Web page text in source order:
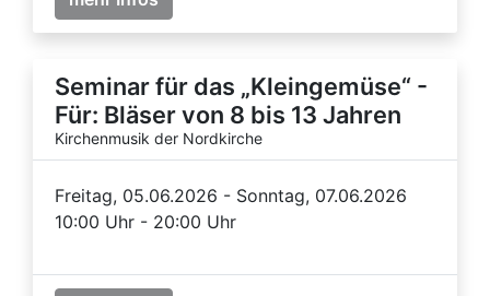
Seminar für das „Kleingemüse“ -
Für: Bläser von 8 bis 13 Jahren
Kirchenmusik der Nordkirche
Freitag, 05.06.2026 - Sonntag, 07.06.2026
10:00 Uhr - 20:00 Uhr